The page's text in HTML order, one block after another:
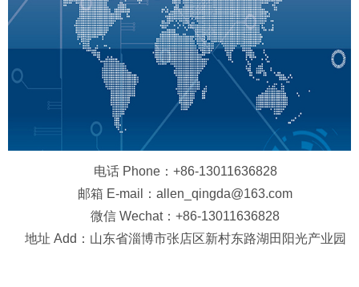
电话 Phone：+86-13011636828
邮箱 E-mail：allen_qingda@163.com
微信 Wechat：+86-13011636828
地址 Add：山东省淄博市张店区新村东路湖田阳光产业园